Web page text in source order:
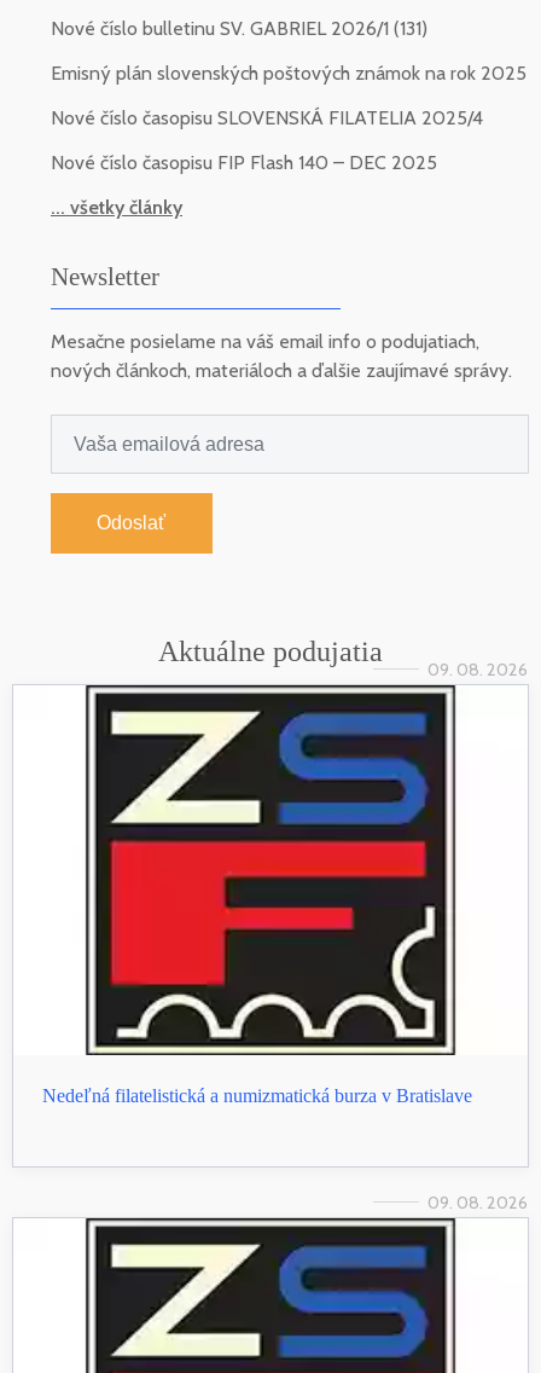
Nové číslo bulletinu SV. GABRIEL 2026/1 (131)
Emisný plán slovenských poštových známok na rok 2025
Nové číslo časopisu SLOVENSKÁ FILATELIA 2025/4
Nové číslo časopisu FIP Flash 140 – DEC 2025
... všetky články
Newsletter
Mesačne posielame na váš email info o podujatiach,
nových článkoch, materiáloch a ďalšie zaujímavé správy.
Odoslať
Aktuálne podujatia
09. 08. 2026
Nedeľná filatelistická a numizmatická burza v Bratislave
09. 08. 2026